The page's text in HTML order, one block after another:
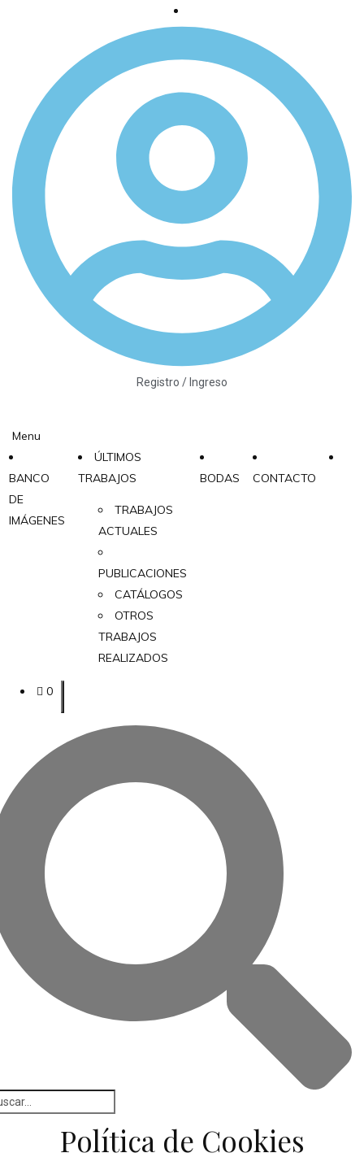
Registro / Ingreso
Menu
BANCO
DE
IMÁGENES
ÚLTIMOS
TRABAJOS
TRABAJOS
ACTUALES
PUBLICACIONES
CATÁLOGOS
OTROS
TRABAJOS
REALIZADOS
BODAS CONTACTO
0
Política de Cookies